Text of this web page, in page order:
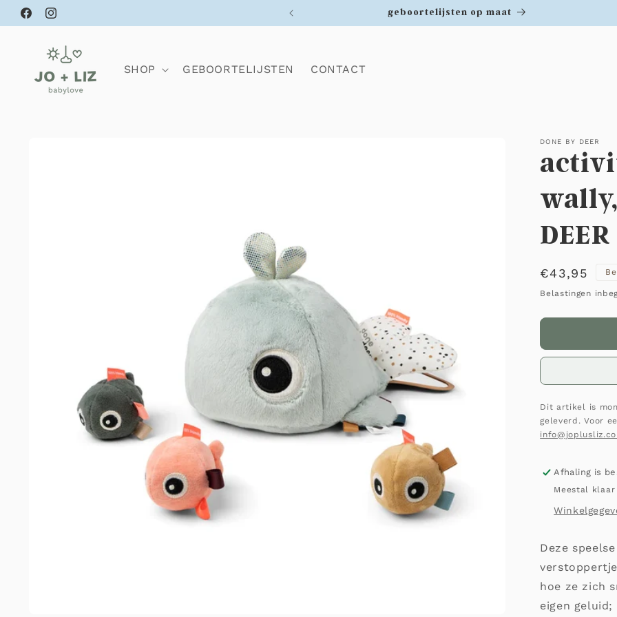
naar de
content
FacebookInstagram
geboortelijsten op maat
SHOP GEBOORTELIJSTEN CONTACT
DONE BY DEER
wally,
DEER
Normale
prijs
€43,95
Belastingen
Dit artikel is
geleverd. Voor
Afhaling is
Meestal klaar
Deze
hoe ze zich
eigen